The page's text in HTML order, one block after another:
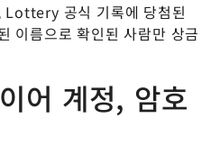
공식 기록에 당첨된
이름으로 확인된 사람만 상금
어 계정, 암호